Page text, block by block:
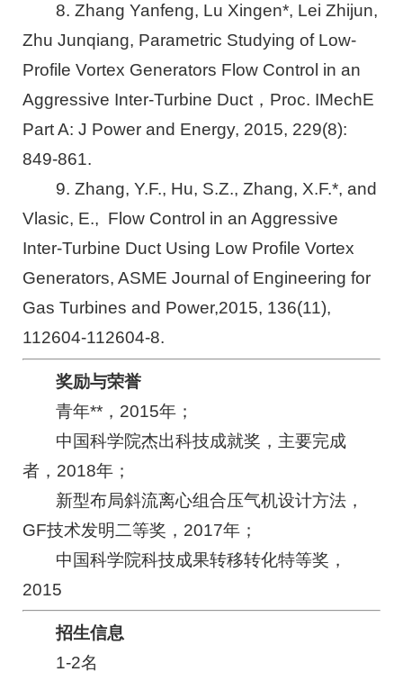
8. Zhang Yanfeng, Lu Xingen*, Lei Zhijun,
Zhu Junqiang, Parametric Studying of Low-
Profile Vortex Generators Flow Control in an
Aggressive Inter-Turbine Duct，Proc. IMechE
Part A: J Power and Energy, 2015, 229(8):
849-861.
9. Zhang, Y.F., Hu, S.Z., Zhang, X.F.*, and
Vlasic, E., Flow Control in an Aggressive
Inter-Turbine Duct Using Low Profile Vortex
Generators, ASME Journal of Engineering for
Gas Turbines and Power,2015, 136(11),
112604-112604-8.
奖励与荣誉
青年**，2015年；
中国科学院杰出科技成就奖，主要完成
者，2018年；
新型布局斜流离心组合压气机设计方法，
GF技术发明二等奖，2017年；
中国科学院科技成果转移转化特等奖，
2015
招生信息
1-2名